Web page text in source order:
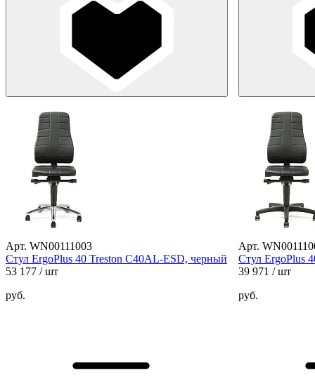
Арт. WN00111003
Стул ErgoPlus 40 Treston C40AL-ESD, черный
53 177 / шт
руб.
Арт.
Стул ErgoPlus
39 971 / шт
руб.